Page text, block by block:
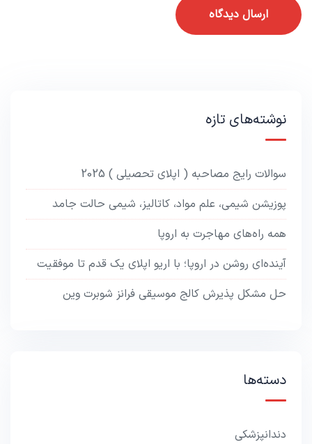
نوشته‌های تازه
سوالات رایج مصاحبه ( اپلای تحصیلی ) 2025
پوزیشن شیمی، علم مواد، کاتالیز، شیمی حالت جامد
همه راه‌های مهاجرت به اروپا
آینده‌ای روشن در اروپا؛ با اریو اپلای یک قدم تا موفقیت
حل مشکل پذیرش کالج موسیقی فرانز شوبرت وین
دسته‌ها
دندانپزشکی